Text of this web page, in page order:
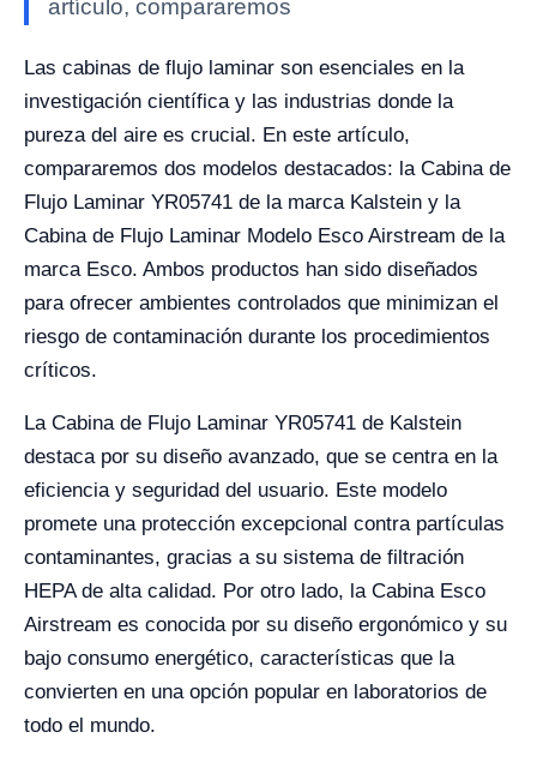
artículo, compararemos
Las cabinas de flujo laminar son esenciales en la
investigación científica y las industrias donde la
pureza del aire es crucial. En este artículo,
compararemos dos modelos destacados: la Cabina de
Flujo Laminar YR05741 de la marca Kalstein y la
Cabina de Flujo Laminar Modelo Esco Airstream de la
marca Esco. Ambos productos han sido diseñados
para ofrecer ambientes controlados que minimizan el
riesgo de contaminación durante los procedimientos
críticos.
La Cabina de Flujo Laminar YR05741 de Kalstein
destaca por su diseño avanzado, que se centra en la
eficiencia y seguridad del usuario. Este modelo
promete una protección excepcional contra partículas
contaminantes, gracias a su sistema de filtración
HEPA de alta calidad. Por otro lado, la Cabina Esco
Airstream es conocida por su diseño ergonómico y su
bajo consumo energético, características que la
convierten en una opción popular en laboratorios de
todo el mundo.